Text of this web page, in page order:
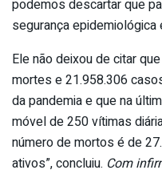
podemos descartar que
segurança epidemiológica
Ele não deixou de citar
mortes e 21.958.306
da pandemia e que na
móvel de 250 vítimas
número de mortos é de
ativos”, concluiu. Com